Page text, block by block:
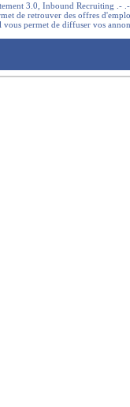
3.0, Inbound Recruiting .-
de retrouver des offres
vous permet de diffuser vos